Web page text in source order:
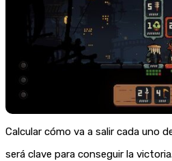
Calcular cómo va a salir cada uno
será clave para conseguir la